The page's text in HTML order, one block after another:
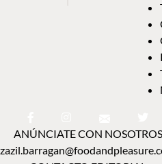
ANÚNCIATE CON NOSOTROS